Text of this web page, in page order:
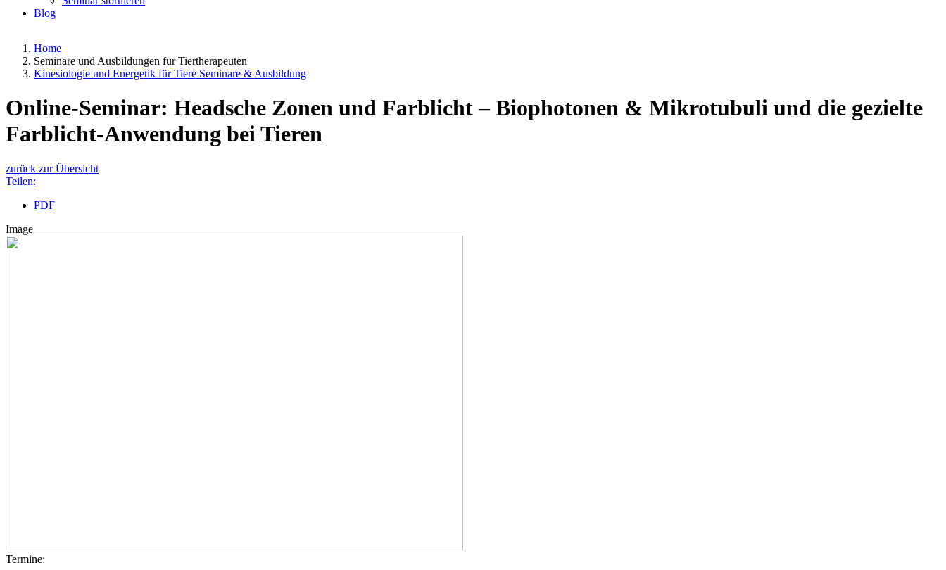
Blog
Home
Seminare und Ausbildungen für Tiertherapeuten
Kinesiologie und Energetik für Tiere Seminare & Ausbildung
Online-Seminar: Headsche Zonen und Farblicht – Biophotonen & Mikrotubuli und die gezielte
Farblicht-Anwendung bei Tieren
zurück zur Übersicht
Teilen:
PDF
Image
Termine: